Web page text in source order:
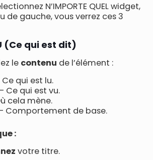
N’IMPORTE QUEL widget,
de gauche, vous verrez ces 3
(Ce qui est dit)
le contenu de l’élément :
Ce qui est lu.
Ce qui est vu.
cela mène.
Comportement de base.
:
votre titre.